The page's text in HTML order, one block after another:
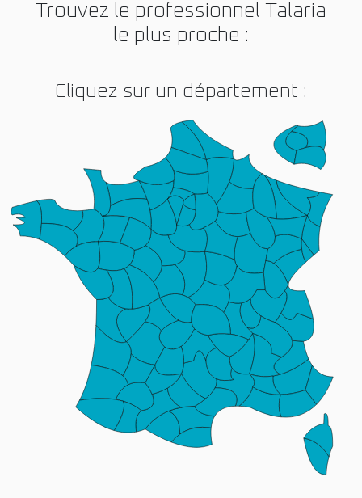
Trouvez le professionnel Talaria
le plus proche :
Cliquez sur un département :